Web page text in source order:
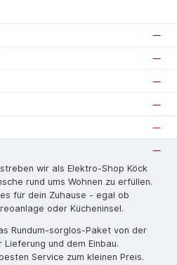
wir als Elektro-Shop Köck
rund ums Wohnen zu erfüllen.
für dein Zuhause - egal ob
oder Kücheninsel.
Rund­um-sorg­los-Pa­ket von der
Lieferung und dem Einbau.
Service zum kleinen Preis.